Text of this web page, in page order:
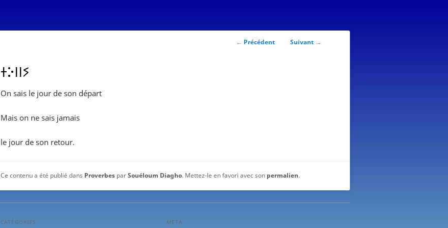
Navigation
← Précédent Suivant →
ⵜⴾⵏⵏⵢ
On sais le jour de son départ
Mais on ne sais jamais
le jour de son retour.
Ce contenu a été publié dans Proverbes parSouéloum Diagho. Mettez-le en favori avec son permalien.
CATÉGORIES MÉTA